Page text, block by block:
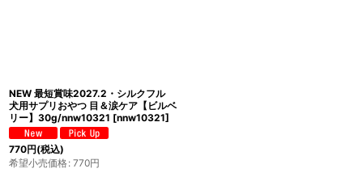
NEW 最短賞味2027.2・シルクフル
犬用サプリおやつ 目＆涙ケア【ビルベ
リー】30g/nnw10321 [nnw10321]
770円(税込)
希望小売価格: 770円